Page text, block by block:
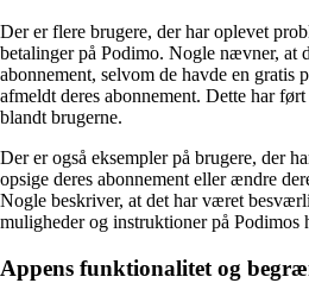
Der er flere brugere, der har oplevet
betalinger på Podimo. Nogle nævner, at
abonnement, selvom de havde en gratis
afmeldt deres abonnement. Dette har
blandt brugerne.
Der er også eksempler på brugere, der
opsige deres abonnement eller ændre
Nogle beskriver, at det har været
muligheder og instruktioner på Podimos
Appens funktionalitet og